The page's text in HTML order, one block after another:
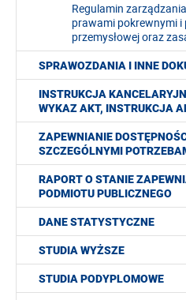
Regulamin
prawami pokrewnymi i
przemysłowej oraz
SPRAWOZDANIA I INNE
INSTRUKCJA
WYKAZ AKT, INSTRUKCJA
ZAPEWNIANIE
SZCZEGÓLNYMI
RAPORT O STANIE
PODMIOTU PUBLICZNEGO
DANE STATYSTYCZNE
STUDIA WYŻSZE
STUDIA PODYPLOMOWE